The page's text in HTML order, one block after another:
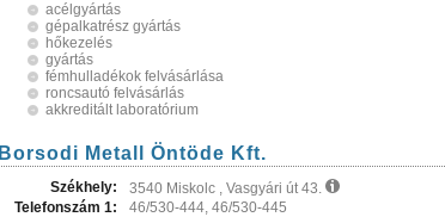
acélgyártás
gépalkatrész gyártás
hőkezelés
gyártás
fémhulladékok felvásárlása
roncsautó felvásárlás
akkreditált laboratórium
Borsodi Metall Öntöde Kft.
Székhely:
3540 Miskolc , Vasgyári út 43.
Telefonszám 1:
46/530-444, 46/530-445